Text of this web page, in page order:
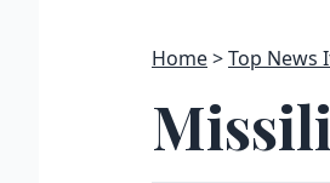
Home Top News